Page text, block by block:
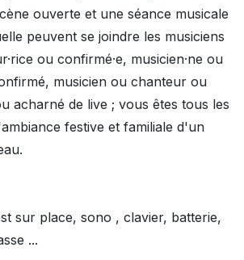
ouverte et une séance musicale
peuvent se joindre les musiciens
ou confirmé·e, musicien·ne ou
musicien ou chanteur ou
acharné de live ; vous êtes tous les
festive et familiale d'un
sur place, sono , clavier, batterie,
...